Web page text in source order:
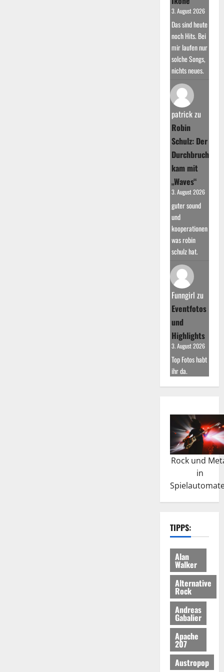
3. August 2026
Das sind heute
noch Hits. Bei
mir laufen nur
solche Songs,
nichts neues.
patrickzu
Robin
Schulz: Der
Durchbruch
kam mit
„Waves“
3. August 2026
guter sound
und
kooperationen
was robin
schulz hat.
Funngirl zu
Eventfotos
und
Highlights
3. August 2026
Top Fotos habt
ihr da.
Rock und
in
TIPPS:
Alan
Walker
Alternative
Rock
Andreas
Gabalier
Apache
207
Austropop